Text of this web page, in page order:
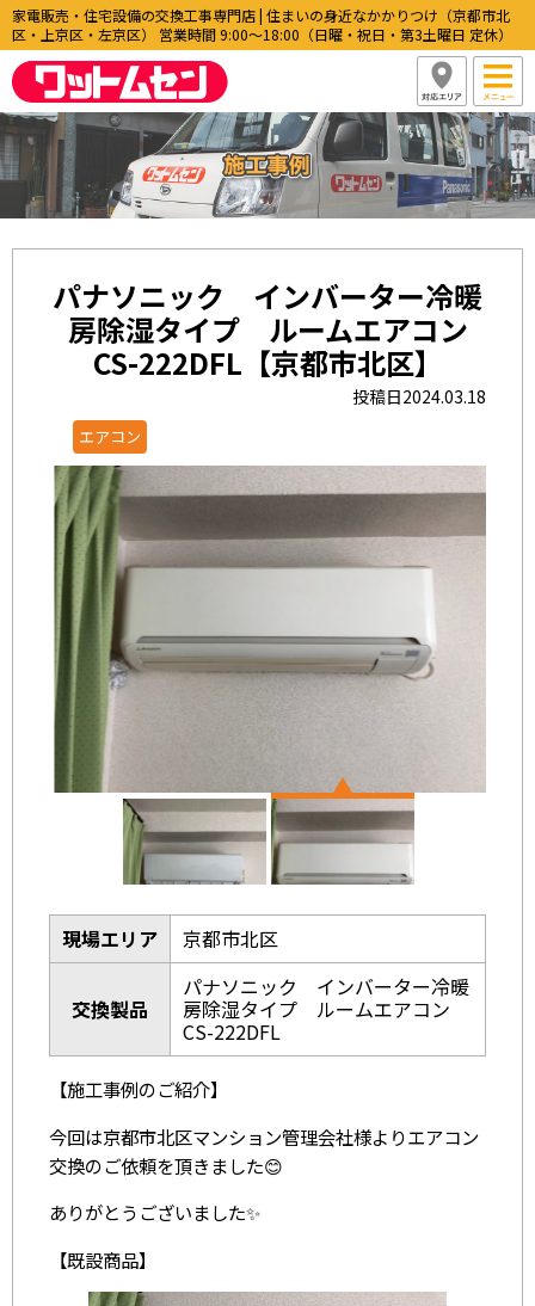
家電販売・住宅設備の交換工事専門店 | 住まいの身近なかかりつけ（京都市北
区・上京区・左京区） 営業時間 9:00〜18:00（日曜・祝日・第3土曜日 定休）
パナソニック インバーター冷暖
房除湿タイプ ルームエアコン
CS-222DFL【京都市北区】
投稿日2024.03.18
エアコン
現場エリア 京都市北区
交換製品
パナソニック インバーター冷暖
房除湿タイプ ルームエアコン
CS-222DFL
【施工事例のご紹介】
今回は京都市北区マンション管理会社様よりエアコン
交換のご依頼を頂きました😊
ありがとうございました✨
【既設商品】